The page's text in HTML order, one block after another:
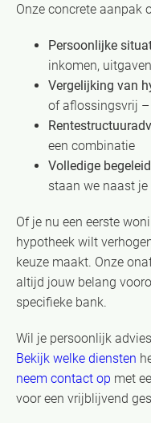
Onze concrete aanpak
Persoonlijke
inkomen,
Vergelijking van
of aflossingsvrij
een combinatie
Volledige
staan we naast je
Of je nu een eerste
hypotheek wilt
keuze maakt. Onze
altijd jouw belang
specifieke bank.
Wil je persoonlijk
Bekijk welke diensten
neem contact op met
voor een vrijblijvend